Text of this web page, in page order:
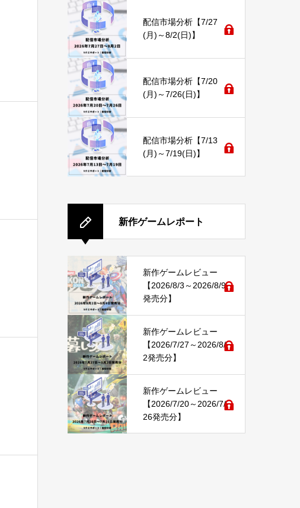
配信市場分析【7/27
(月)～8/2(日)】
配信市場分析【7/20
(月)～7/26(日)】
配信市場分析【7/13
(月)～7/19(日)】
新作ゲームレポート
新作ゲームレビュー
【2026/8/3～2026/8/9
発売分】
新作ゲームレビュー
【2026/7/27～2026/8/
2発売分】
新作ゲームレビュー
【2026/7/20～2026/7/
26発売分】